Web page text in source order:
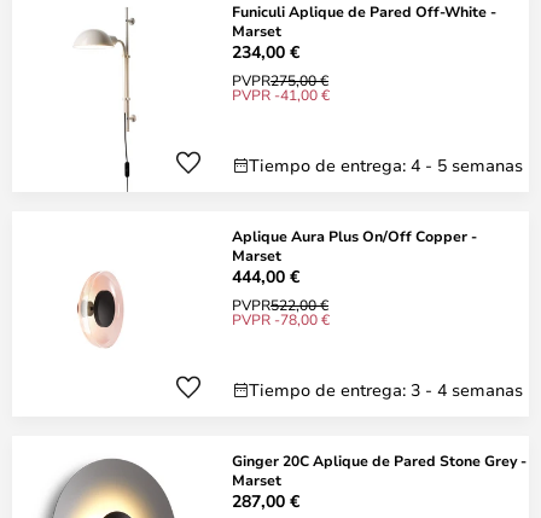
Funiculi Aplique de Pared Off-White -
Marset
234,00 €
PVPR275,00 €
PVPR -41,00 €
Tiempo de entrega: 4 - 5 semanas
Aplique Aura Plus On/Off Copper -
Marset
444,00 €
PVPR522,00 €
PVPR -78,00 €
Tiempo de entrega: 3 - 4 semanas
Ginger 20C Aplique de Pared Stone Grey -
Marset
287,00 €